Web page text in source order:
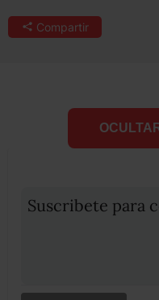
Compartir
Suscribete para